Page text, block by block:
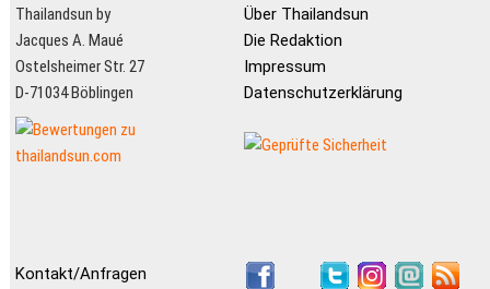
Thailandsun by
Jacques A. Maué
Ostelsheimer Str. 27
D-71034 Böblingen
Über Thailandsun
Die Redaktion
Impressum
Datenschutzerklärung
Kontakt/Anfragen